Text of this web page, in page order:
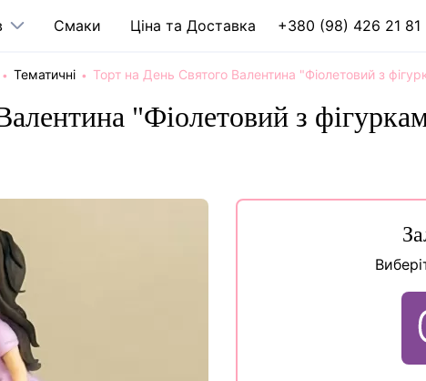
Cмаки Ціна та Доставка +380 (98) 426 21 81
Тематичні Торт на День Святого Валентина "Фіолетовий з
"Фіолетовий з